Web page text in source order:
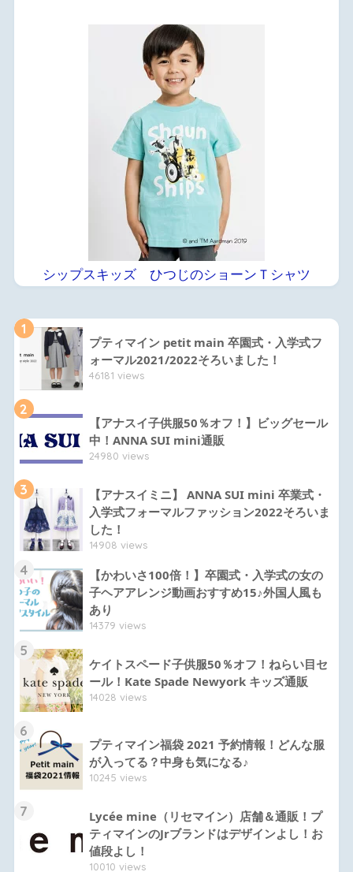
シップスキッズ ひつじのショーンＴシャツ
1
プティマイン petit main 卒園式・入学式フ
ォーマル2021/2022そろいました！
46181 views
2
【アナスイ子供服50％オフ！】ビッグセール
中！ANNA SUI mini通販
24980 views
3
【アナスイミニ】 ANNA SUI mini 卒業式・
入学式フォーマルファッション2022そろいま
した！
14908 views
4
【かわいさ100倍！】卒園式・入学式の女の
子ヘアアレンジ動画おすすめ15♪外国人風も
あり
14379 views
5
ケイトスペード子供服50％オフ！ねらい目セ
ール！Kate Spade Newyork キッズ通販
14028 views
6
プティマイン福袋 2021 予約情報！どんな服
が入ってる？中身も気になる♪
10245 views
7
Lycée mine（リセマイン）店舗＆通販！プ
ティマインのJrブランドはデザインよし！お
値段よし！
10010 views